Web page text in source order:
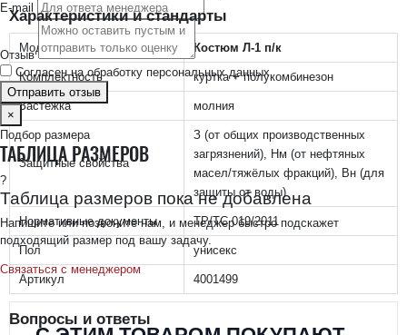
Характеристики и стандарты
Модель Костюм Л-1 п/к
Комплектность куртка + полукомбинезон
Застёжка молния
Защитные свойства
З (от общих производственных
загрязнений), Нм (от нефтяных
масел/тяжёлых фракций), Вн (для
защиты от воды)
Нормативные документы ТР/ТС 019/2011
Пол унисекс
Артикул 4001499
Вопросы и ответы
E-mail
Отзыв
Согласен на обработку персональных данных
Отправить отзыв
×
Подбор размера
ТАБЛИЦА РАЗМЕРОВ
?
Таблица размеров пока не добавлена
Напишите или позвоните нам, и менеджер быстро подскажет
подходящий размер под вашу задачу.
Связаться с менеджером